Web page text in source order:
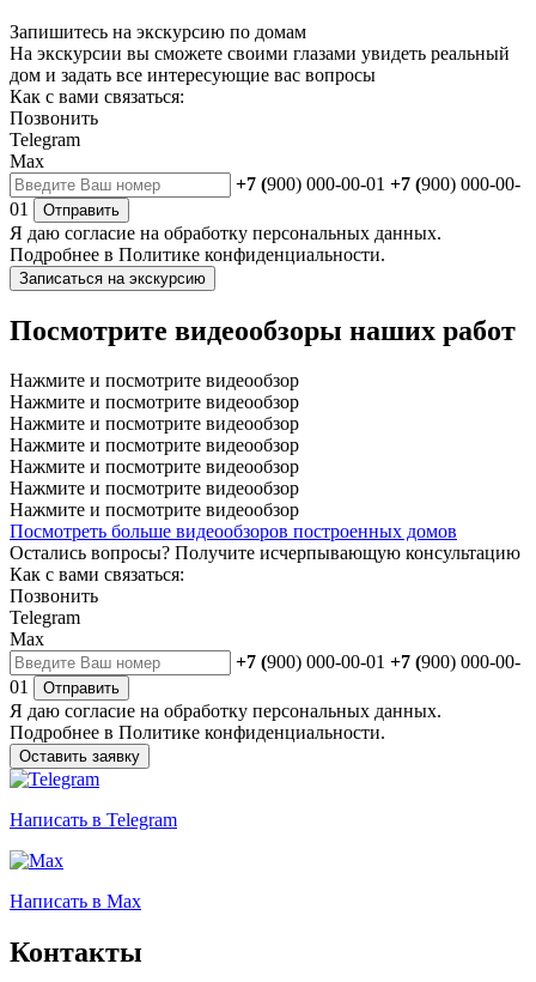
Запишитесь на экскурсию по домам
На экскурсии вы сможете своими глазами увидеть реальный
дом и задать все интересующие вас вопросы
Как с вами связаться:
Позвонить
Telegram
Max
+7 (900) 000-00-01 +7 (900) 000-00-
01
Отправить
Я даю согласие на обработку персональных данных.
Подробнее в Политике конфиденциальности.
Записаться на экскурсию
Посмотрите видеообзоры наших работ
Нажмите и посмотрите видеообзор
Нажмите и посмотрите видеообзор
Нажмите и посмотрите видеообзор
Нажмите и посмотрите видеообзор
Нажмите и посмотрите видеообзор
Нажмите и посмотрите видеообзор
Нажмите и посмотрите видеообзор
Посмотреть больше видеообзоров построенных домов
Остались вопросы? Получите исчерпывающую консультацию
Как с вами связаться:
Позвонить
Telegram
Max
+7 (900) 000-00-01 +7 (900) 000-00-
01
Отправить
Я даю согласие на обработку персональных данных.
Подробнее в Политике конфиденциальности.
Оставить заявку
Написать в Telegram
Написать в Max
Контакты